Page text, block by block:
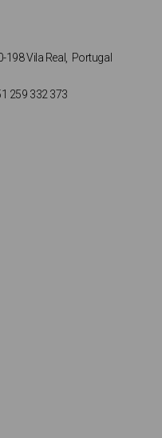
198 Vila Real, Portugal
259 332 373